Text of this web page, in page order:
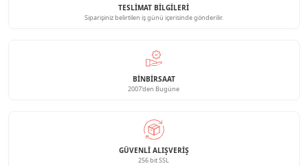
TESLİMAT BİLGİLERİ
Siparişiniz belirtilen iş günü içerisinde gönderilir.
BINBIRSAAT
2007'den Bugüne
GÜVENLI ALIŞVERIŞ
256 bit SSL